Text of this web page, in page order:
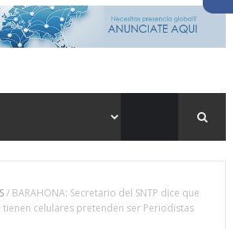
/ BARAHONA: Secretario del SNTP dice que
celulares pretenden ser Periodistas